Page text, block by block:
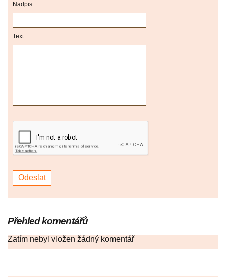
Nadpis:
Text:
Přehled komentářů
Zatím nebyl vložen žádný komentář